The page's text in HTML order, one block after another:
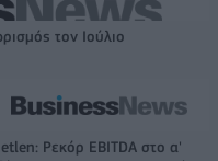
τον Ιούλιο
Ρεκόρ EBITDA στο α'